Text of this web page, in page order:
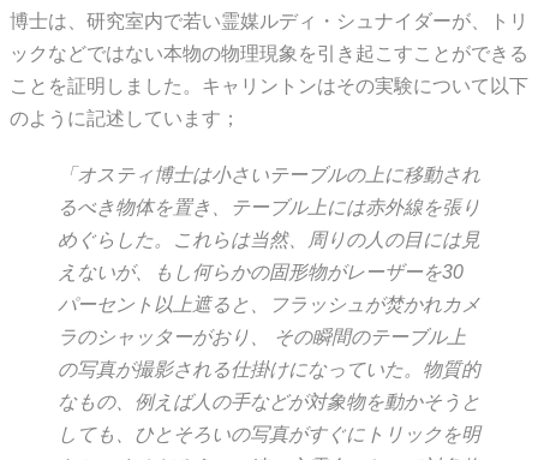
博士は、研究室内で若い霊媒ルディ・シュナイダーが、トリ
ックなどではない本物の物理現象を引き起こすことができる
ことを証明しました。キャリントンはその実験について以下
のように記述しています；
「オスティ博士は小さいテーブルの上に移動され
るべき物体を置き、テーブル上には赤外線を張り
めぐらした。これらは当然、周りの人の目には見
えないが、もし何らかの固形物がレーザーを30
パーセント以上遮ると、フラッシュが焚かれカメ
ラのシャッターがおり、 その瞬間のテーブル上
の写真が撮影される仕掛けになっていた。物質的
なもの、例えば人の手などが対象物を動かそうと
しても、ひとそろいの写真がすぐにトリックを明